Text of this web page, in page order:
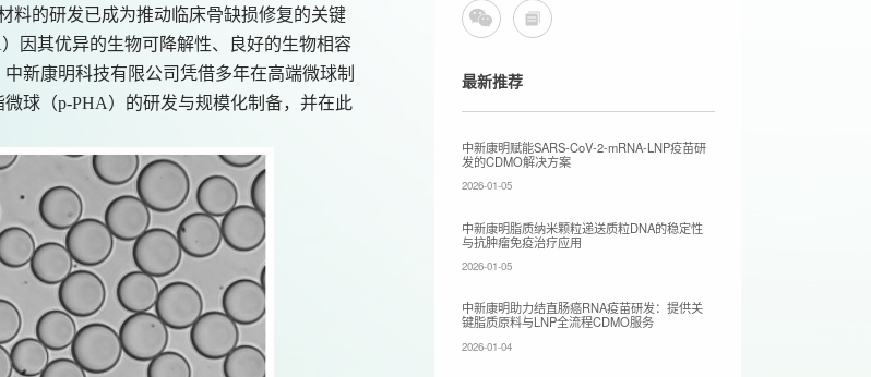
料的研发已成为推动临床骨缺损修复的关键
）因其优异的生物可降解性、良好的生物相容
新康明科技有限公司凭借多年在高端微球制
球（p-PHA）的研发与规模化制备，并在此
最新推荐
中新康明赋能SARS-CoV-2-mRNA-LNP疫苗研
发的CDMO解决方案
2026-01-05
中新康明脂质纳米颗粒递送质粒DNA的稳定性
与抗肿瘤免疫治疗应用
2026-01-05
中新康明助力结直肠癌RNA疫苗研发：提供关
键脂质原料与LNP全流程CDMO服务
2026-01-04